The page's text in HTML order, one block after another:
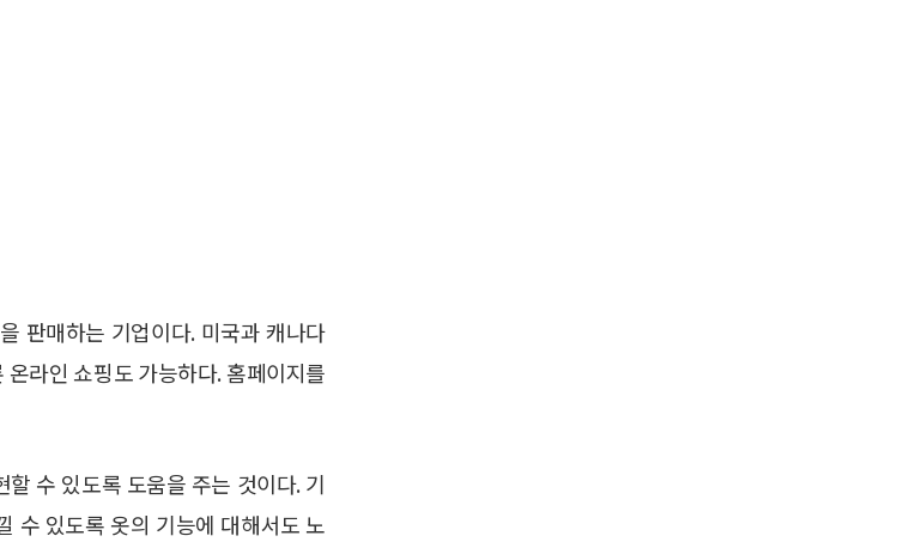
판매하는 기업이다. 미국과 캐나다
라인 쇼핑도 가능하다. 홈페이지를
수 있도록 도움을 주는 것이다. 기
수 있도록 옷의 기능에 대해서도 노